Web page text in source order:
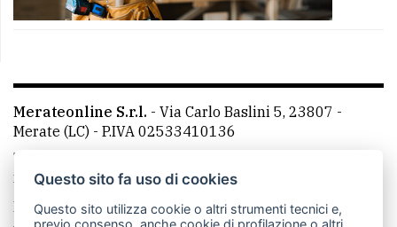
Merateonline S.r.l. - Via Carlo Baslini 5, 23807 -
Merate (LC) - P.IVA 02533410136
Telefono:
mail: redazione@merateonline.it
La redazione
CasateOnline LeccoOnline
RSS
Questo sito fa uso di cookies
Questo sito utilizza cookie o altri strumenti tecnici e,